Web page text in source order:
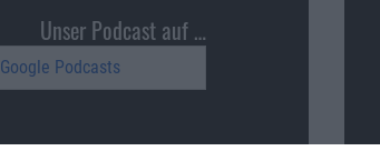
Unser Podcast auf …
Google Podcasts